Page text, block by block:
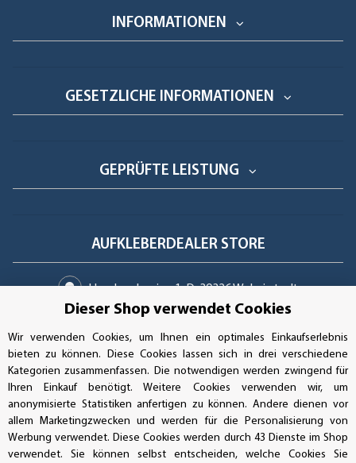
INFORMATIONEN
GESETZLICHE INFORMATIONEN
GEPRÜFTE LEISTUNG
AUFKLEBERDEALER STORE
Handwerkerring 1, D-39326 Wolmirstedt
Buchhaltung: +49 (0)39-201-28-98-17
info@aufkleberdealer.de
UNSER AFFILIATE-PROGRAMM
Dieser Shop verwendet Cookies
Wir verwenden Cookies, um Ihnen ein optimales Einkaufserlebnis
bieten zu können. Diese Cookies lassen sich in drei verschiedene
Kategorien zusammenfassen. Die notwendigen werden zwingend für
Ihren Einkauf benötigt. Weitere Cookies verwenden wir, um
anonymisierte Statistiken anfertigen zu können. Andere dienen vor
allem Marketingzwecken und werden für die Personalisierung von
Werbung verwendet. Diese Cookies werden durch 43 Dienste im Shop
verwendet. Sie können selbst entscheiden, welche Cookies Sie